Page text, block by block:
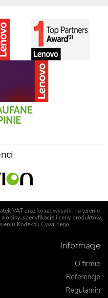
VAT oraz koszt wysyłki na terenie
opisy, specyfikacje i ceny produktów,
Kodeksu Cywilnego
Informacje
O firmie
Referencje
Regulamin